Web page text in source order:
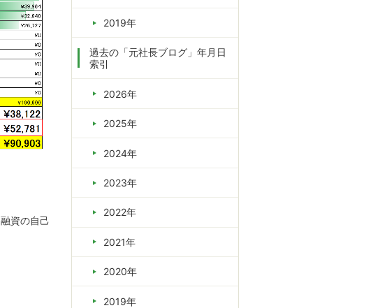
資の自己
2019年
過去の「元社長ブログ」年月日
索引
2026年
2025年
2024年
2023年
2022年
2021年
2020年
2019年